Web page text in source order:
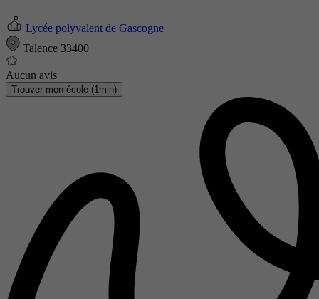
Lycée polyvalent de Gascogne
Talence 33400
Aucun avis
Trouver mon école (1min)